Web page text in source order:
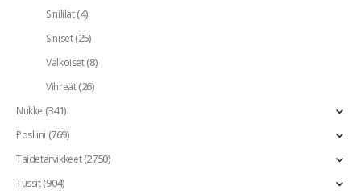
Sinililat(4)
Siniset(25)
Valkoiset(8)
Vihreät(26)
Nukke (341)
Posliini (769)
Taidetarvikkeet(2750)
Tussit(904)